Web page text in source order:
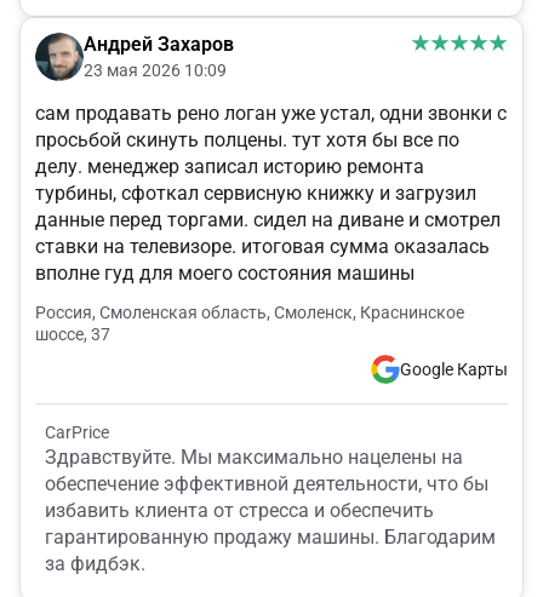
Андрей Захаров
23 мая 2026 10:09
сам продавать рено логан уже устал, одни звонки с
просьбой скинуть полцены. тут хотя бы все по
делу. менеджер записал историю ремонта
турбины, сфоткал сервисную книжку и загрузил
данные перед торгами. сидел на диване и смотрел
ставки на телевизоре. итоговая сумма оказалась
вполне гуд для моего состояния машины
Россия, Смоленская область, Смоленск, Краснинское
шоссе, 37
Google Карты
CarPrice
Здравствуйте. Мы максимально нацелены на
обеспечение эффективной деятельности, что бы
избавить клиента от стресса и обеспечить
гарантированную продажу машины. Благодарим
за фидбэк.